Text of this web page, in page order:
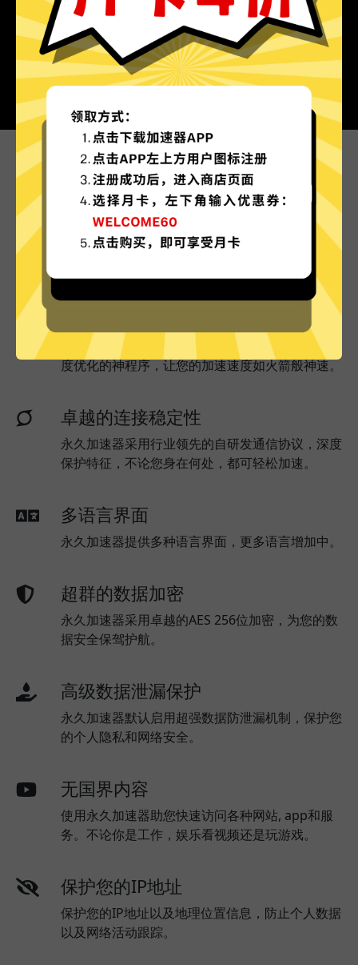
为什么选择永久加速器?
更多服务器地区选择
永久加速器现已拥有超多加速服务器节点，并且还
永久加速器已为所有永久加速器服务器部署实时速
度优化的神程序，让您的加速速度如火箭般神速。
卓越的连接稳定性
永久加速器采用行业领先的自研发通信协议，深度
保护特征，不论您身在何处，都可轻松加速。
多语言界面
永久加速器提供多种语言界面，更多语言增加中。
超群的数据加密
永久加速器采用卓越的AES 256位加密，为您的数
据安全保驾护航。
高级数据泄漏保护
永久加速器默认启用超强数据防泄漏机制，保护您
的个人隐私和网络安全。
无国界内容
使用永久加速器助您快速访问各种网站, app和服
务。不论你是工作，娱乐看视频还是玩游戏。
保护您的IP地址
保护您的IP地址以及地理位置信息，防止个人数据
以及网络活动跟踪。